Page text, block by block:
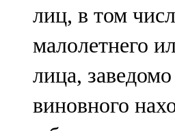
105,5 FM
лиц, в том
малолетнего
лица,
виновного